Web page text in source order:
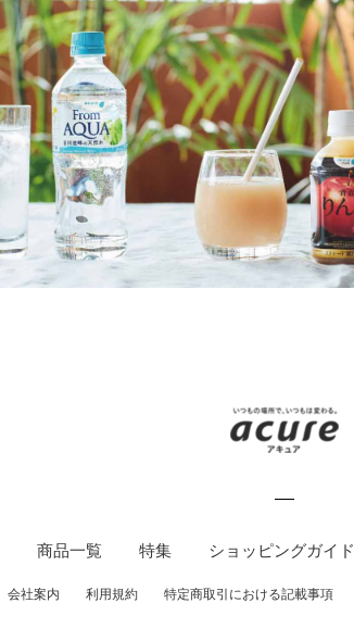
商品一覧 特集 ショッピングガイド
会社案内 利用規約 特定商取引における記載事項